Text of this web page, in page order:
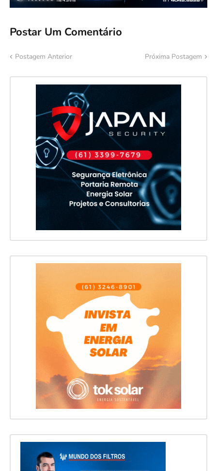
Postar Um Comentário
Postagem Anterior Próxima Postagem